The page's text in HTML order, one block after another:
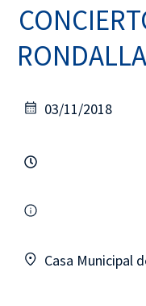
03/11/2018
Casa Municipal